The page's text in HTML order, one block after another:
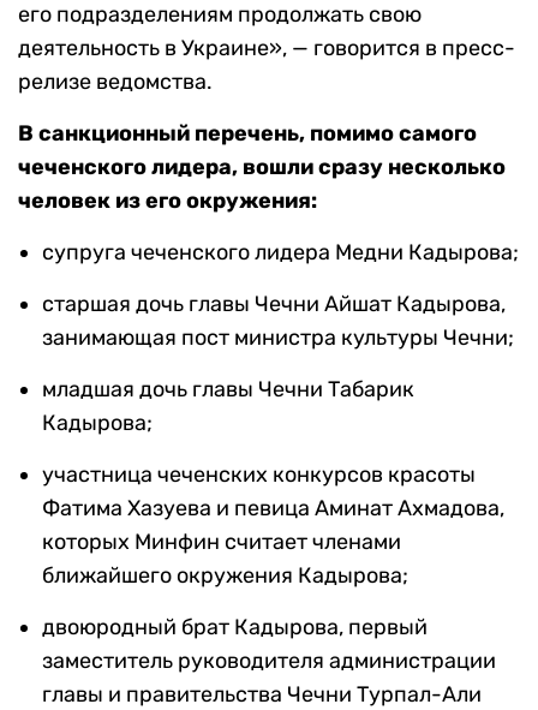
его подразделениям продолжать свою
деятельность в Украине», — говорится в пресс-
релизе ведомства.
В санкционный перечень, помимо самого
чеченского лидера, вошли сразу несколько
человек из его окружения:
супруга чеченского лидера Медни Кадырова;
старшая дочь главы Чечни Айшат Кадырова,
занимающая пост министра культуры Чечни;
младшая дочь главы Чечни Табарик
Кадырова;
участница чеченских конкурсов красоты
Фатима Хазуева и певица Аминат Ахмадова,
которых Минфин считает членами
ближайшего окружения Кадырова;
двоюродный брат Кадырова, первый
заместитель руководителя администрации
главы и правительства Чечни Турпал-Али